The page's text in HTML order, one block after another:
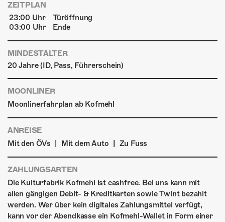
ZEITPLAN
23:00 Uhr
Türöffnung
03:00 Uhr
Ende
MINDESTALTER
20 Jahre (ID, Pass, Führerschein)
MOONLINER
Moonlinerfahrplan ab Kofmehl
ANREISE
Mit den ÖVs
Mit dem Auto Zu Fuss
ZAHLUNGSARTEN
Die Kulturfabrik Kofmehl ist cashfree. Bei uns kann mit
allen gängigen Debit- & Kreditkarten sowie Twint bezahlt
werden. Wer über kein digitales Zahlungsmittel verfügt,
kann vor der Abendkasse ein Kofmehl-Wallet in Form einer